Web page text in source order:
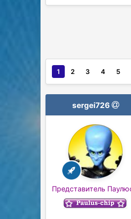
1 2 3 4 5
sergei726
Представитель